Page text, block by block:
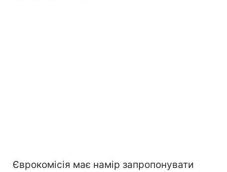
Єврокомісія має намір запропонувати